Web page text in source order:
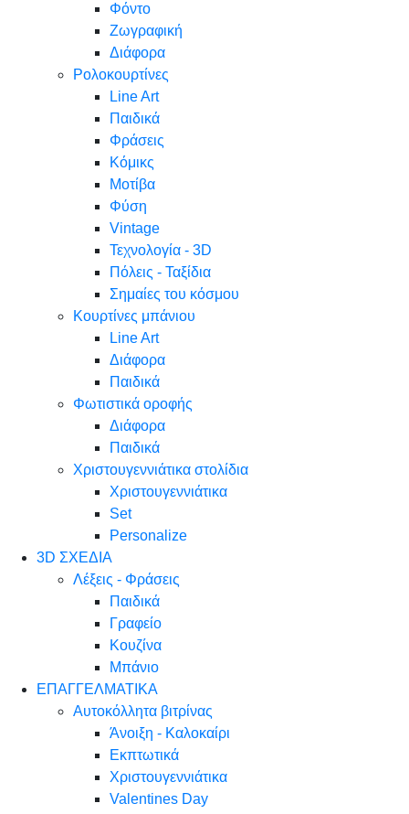
Φόντο
Ζωγραφική
Διάφορα
Ρολοκουρτίνες
Line Art
Παιδικά
Φράσεις
Κόμικς
Μοτίβα
Φύση
Vintage
Τεχνολογία - 3D
Πόλεις - Ταξίδια
Σημαίες του κόσμου
Κουρτίνες μπάνιου
Line Art
Διάφορα
Παιδικά
Φωτιστικά οροφής
Διάφορα
Παιδικά
Χριστουγεννιάτικα στολίδια
Χριστουγεννιάτικα
Set
Personalize
3D ΣΧΕΔΙΑ
Λέξεις - Φράσεις
Παιδικά
Γραφείο
Κουζίνα
Μπάνιο
ΕΠΑΓΓΕΛΜΑΤΙΚΑ
Αυτοκόλλητα βιτρίνας
Άνοιξη - Καλοκαίρι
Εκπτωτικά
Χριστουγεννιάτικα
Valentines Day